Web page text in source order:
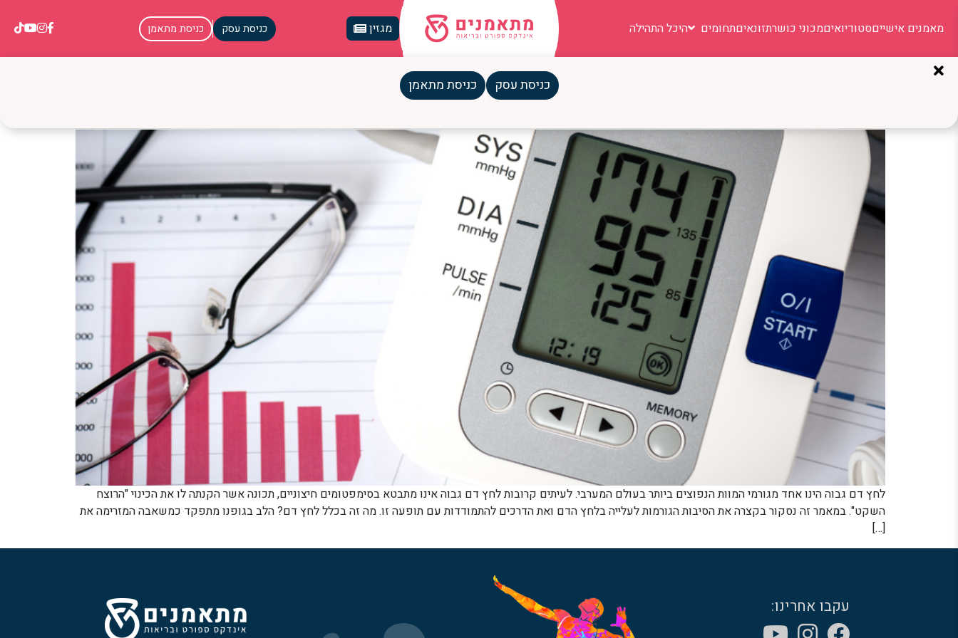
מאמנים אישייםסטודיואיםמכוני כושרתזונאיםתחומים היכל התהילה מגזין כניסת עסק כניסת מתאמן
כניסת עסק כניסת מתאמן
לחץ דם גבוה הינו אחד מגורמי המוות הנפוצים ביותר בעולם המערבי. לעיתים קרובות לחץ דם גבוה אינו מתבטא בסימפטומים חיצוניים, תכונה אשר הקנתה לו את הכינוי "הרוצח
השקט". במאמר זה נסקור בקצרה את הסיבות הגורמות לעלייה בלחץ הדם ואת הדרכים להתמודדות עם תופעה זו. מה זה בכלל לחץ דם? הלב בגופנו מתפקד כמשאבה המזרימה את
[…]
עקבו אחרינו: